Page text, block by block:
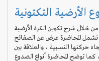
الأرضية التكتونية
خلال شرح تكوين الكرة الأرضية
تشمل المحاضرة عرض عن الصفائح
حركتها النسبية ، والعلاقة بين
كما توضح المحاضرة أنواع الصدوع